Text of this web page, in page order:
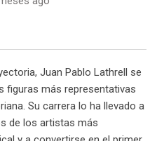
Juan Pablo Lathrell se
figuras más representativas
Su carrera lo ha llevado a
de los artistas más